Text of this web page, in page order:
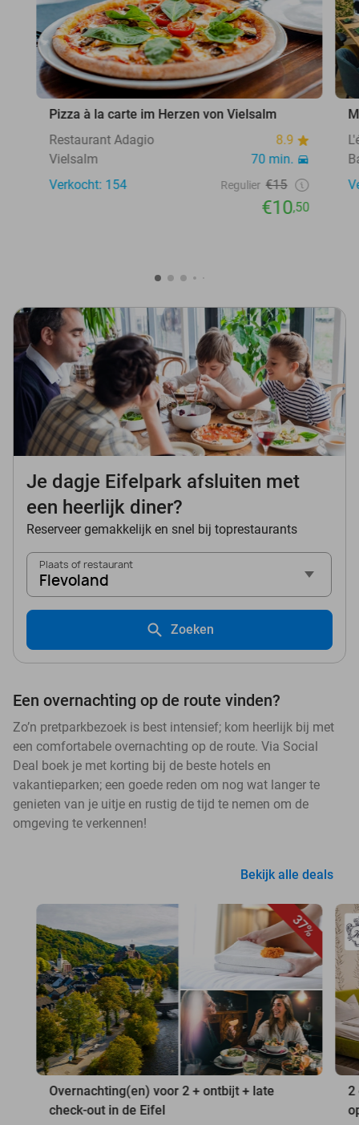
Pizza à la carte im Herzen von Vielsalm
Restaurant Adagio
8.9
Vielsalm
70 min.
Verkocht: 154
Regulier €15
€10,50
Je dagje Eifelpark afsluiten met
een heerlijk diner?
Reserveer gemakkelijk en snel bij toprestaurants
Plaats of restaurant
Flevoland
Zoeken
Een overnachting op de route vinden?
Zo’n pretparkbezoek is best intensief; kom heerlijk bij met
een comfortabele overnachting op de route. Via Social
Deal boek je met korting bij de beste hotels en
vakantieparken; een goede reden om nog wat langer te
genieten van je uitje en rustig de tijd te nemen om de
omgeving te verkennen!
Bekijk alle deals
37%
Overnachting(en) voor 2 + ontbijt + late
check-out in de Eifel
2